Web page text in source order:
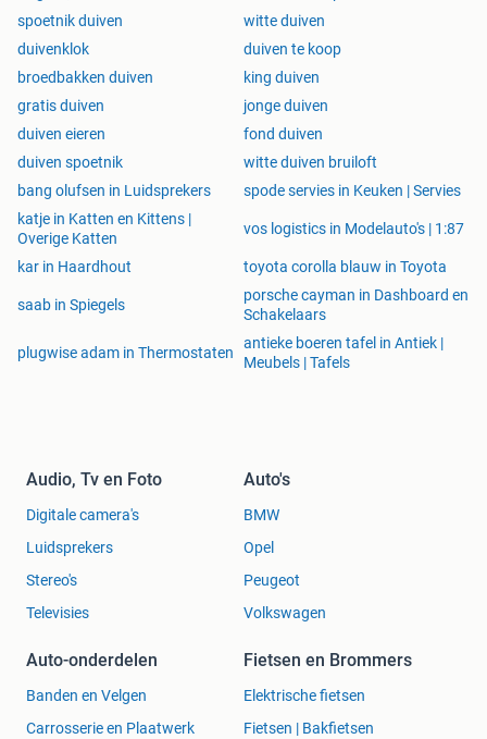
spoetnik duiven
witte duiven
duivenklok
duiven te koop
broedbakken duiven
king duiven
gratis duiven
jonge duiven
duiven eieren
fond duiven
duiven spoetnik
witte duiven bruiloft
bang olufsen in Luidsprekers
spode servies in Keuken | Servies
katje in Katten en Kittens |
Overige Katten
vos logistics in Modelauto's | 1:87
kar in Haardhout toyota corolla blauw in Toyota
saab in Spiegels
porsche cayman in Dashboard en
Schakelaars
plugwise adam in Thermostaten
antieke boeren tafel in Antiek |
Meubels | Tafels
Audio, Tv en Foto
Digitale camera's
Luidsprekers
Stereo's
Televisies
Auto's
BMW
Opel
Peugeot
Volkswagen
Auto-onderdelen
Banden en Velgen
Carrosserie en Plaatwerk
Fietsen en Brommers
Elektrische fietsen
Fietsen | Bakfietsen